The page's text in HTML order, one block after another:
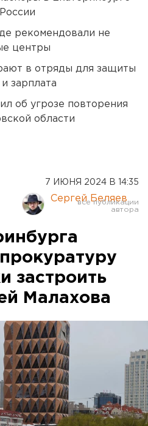
рекомендовали не
центры
в отряды для защиты
зарплата
об угрозе повторения
области
7 ИЮНЯ 2024 В 14:35
Сергей Беляев
застроить
Малахова